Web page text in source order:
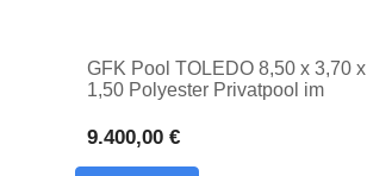
GFK Pool TOLEDO 8,50 x 3,70 x
1,50 Polyester Privatpool im
9.400,00 €